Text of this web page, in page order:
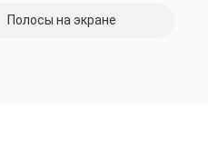
Полосы на экране